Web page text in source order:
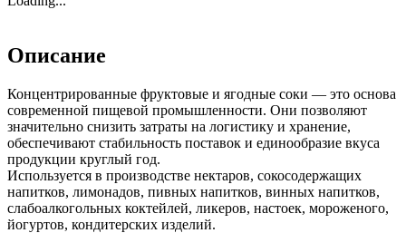
Описание
Концентрированные фруктовые и ягодные соки — это основа
современной пищевой промышленности. Они позволяют
значительно снизить затраты на логистику и хранение,
обеспечивают стабильность поставок и единообразие вкуса
продукции круглый год.
Используется в производстве нектаров, сокосодержащих
напитков, лимонадов, пивных напитков, винных напитков,
слабоалкогольных коктейлей, ликеров, настоек, мороженого,
йогуртов, кондитерских изделий.